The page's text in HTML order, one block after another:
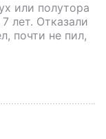
или полутора
лет. Отказали
почти не пил,